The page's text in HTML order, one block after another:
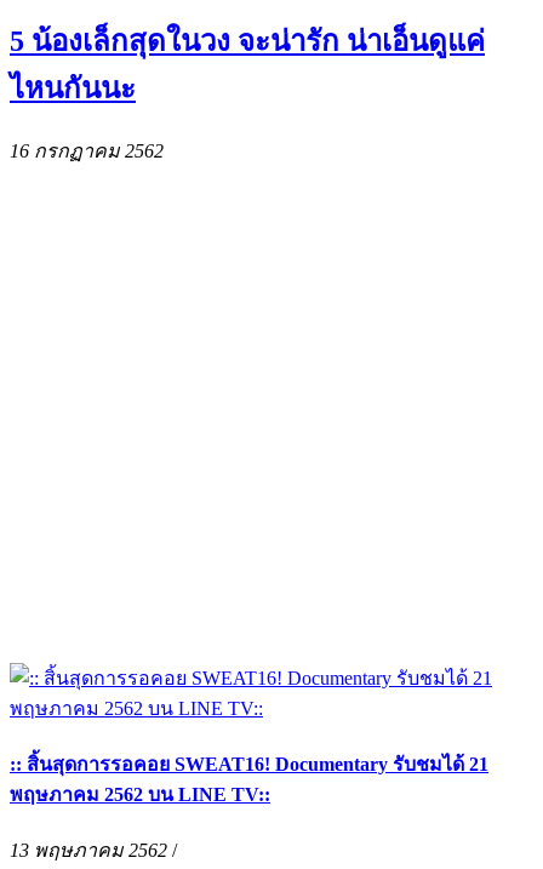
5 น้องเล็กสุดในวง จะน่ารัก น่าเอ็นดูแค่
ไหนกันนะ
16 กรกฏาคม 2562
:: สิ้นสุดการรอคอย SWEAT16! Documentary รับชมได้ 21
พฤษภาคม 2562 บน LINE TV::
13 พฤษภาคม 2562 /